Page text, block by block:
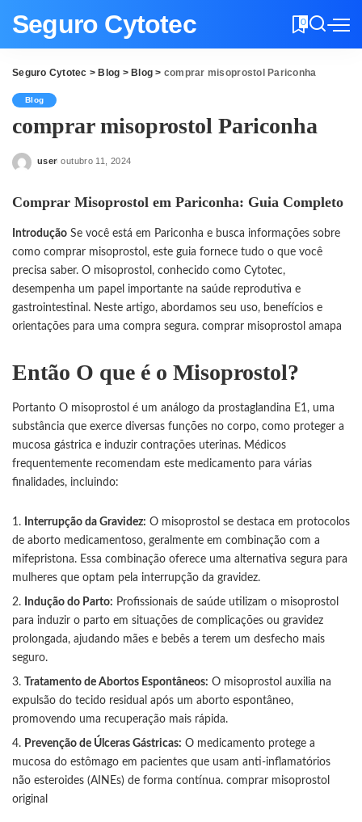
Seguro Cytotec 0
Seguro Cytotec > Blog > Blog > comprar misoprostol Pariconha
Blog
comprar misoprostol Pariconha
Posted
user outubro 11, 2024
Comprar Misoprostol em Pariconha: Guia Completo
Introdução Se você está em Pariconha e busca informações sobre
como comprar misoprostol, este guia fornece tudo o que você
precisa saber. O misoprostol, conhecido como Cytotec,
desempenha um papel importante na saúde reprodutiva e
gastrointestinal. Neste artigo, abordamos seu uso, benefícios e
orientações para uma compra segura. comprar misoprostol amapa
Então O que é o Misoprostol?
Portanto O misoprostol é um análogo da prostaglandina E1, uma
substância que exerce diversas funções no corpo, como proteger a
mucosa gástrica e induzir contrações uterinas. Médicos
frequentemente recomendam este medicamento para várias
finalidades, incluindo:
Interrupção da Gravidez: O misoprostol se destaca em protocolos
de aborto medicamentoso, geralmente em combinação com a
mifepristona. Essa combinação oferece uma alternativa segura para
mulheres que optam pela interrupção da gravidez.
Indução do Parto: Profissionais de saúde utilizam o misoprostol
para induzir o parto em situações de complicações ou gravidez
prolongada, ajudando mães e bebês a terem um desfecho mais
seguro.
Tratamento de Abortos Espontâneos: O misoprostol auxilia na
expulsão do tecido residual após um aborto espontâneo,
promovendo uma recuperação mais rápida.
Prevenção de Úlceras Gástricas: O medicamento protege a
mucosa do estômago em pacientes que usam anti-inflamatórios
não esteroides (AINEs) de forma contínua. comprar misoprostol
original